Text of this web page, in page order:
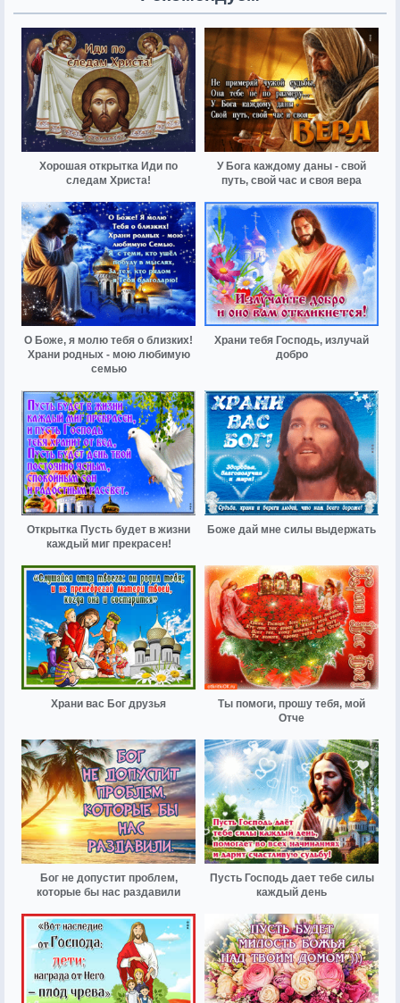
Хорошая открытка Иди по
следам Христа!
У Бога каждому даны - свой
путь, свой час и своя вера
О Боже, я молю тебя о близких!
Храни родных - мою любимую
семью
Храни тебя Господь, излучай
добро
Открытка Пусть будет в жизни
каждый миг прекрасен!
Боже дай мне силы выдержать
Храни вас Бог друзья
Ты помоги, прошу тебя, мой
Отче
Бог не допустит проблем,
которые бы нас раздавили
Пусть Господь дает тебе силы
каждый день